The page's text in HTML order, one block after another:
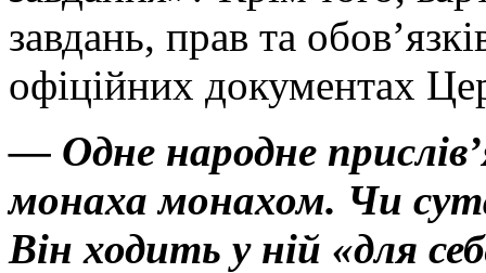
завдань, прав та
офіційних документах
— Одне народне
монаха монахом. Чи
Він ходить у ній «для